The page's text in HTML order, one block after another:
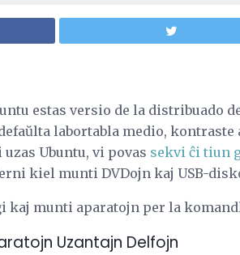
estas versio de la distribuado
labortabla medio, kontraste
Ubuntu, vi povas sekvi ĉi tiun
kiel munti DVDojn kaj USB-
kaj munti aparatojn per la
Uzantajn Delfojn